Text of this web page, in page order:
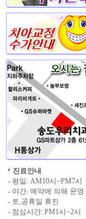
진료안내
- 평일: AM10시~PM7시
- 야간: 예약에 의해 운영
- 토,공휴일 휴진
- 점심시간: PM1시~2시